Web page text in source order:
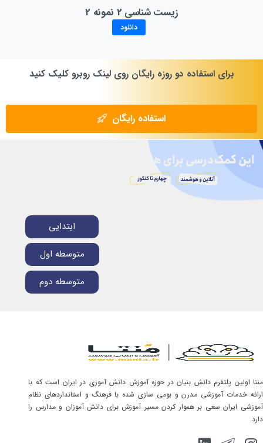
زیست شناسی 2 نمونه 2
دانلود
برای استفاده دو روزه رایگان روی لینک روبرو کلیک کنید
استفاده رایگان
ابتدایی
متوسطه اول
متوسطه دوم
منتا اولین پلتفرم دانش بنیان در حوزه آموزش دانش آموزی در ایران است که با
ارائه خدمات آموزشی مدرن و بومی سازی شده با فرهنگ و استانداردهای نظام
آموزشی ایران سعی بر هموار کردن مسیر آموزش برای دانش آموزان و مدارس را
دارد.